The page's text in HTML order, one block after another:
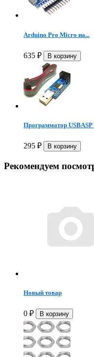
Arduino Pro Micro на...
635 ₽
Программатор USBASP
295 ₽
Рекомендуем
Новый товар
0 ₽